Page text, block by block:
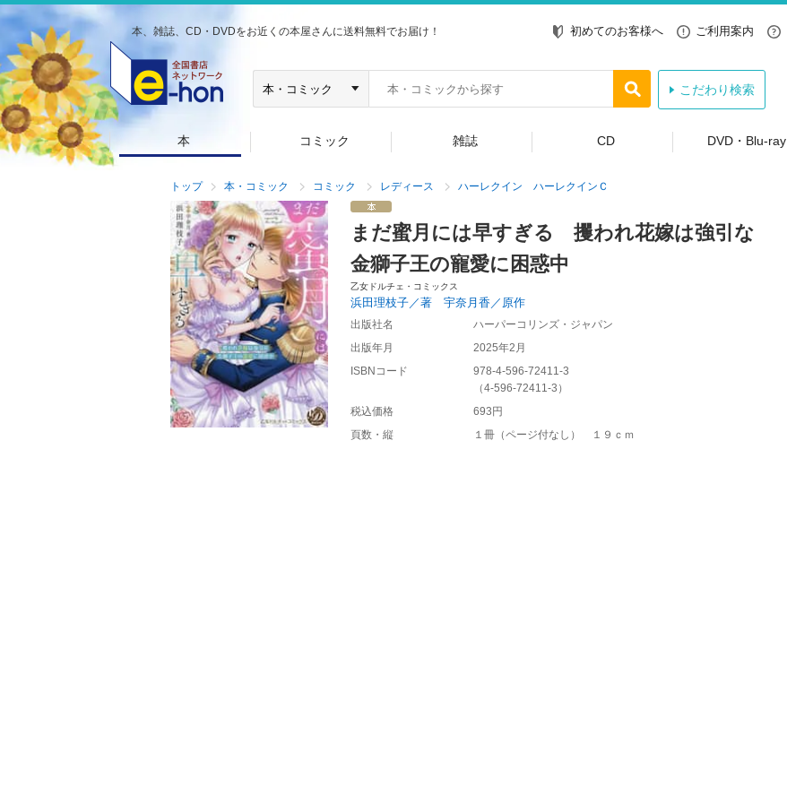
本、雑誌、CD・DVDをお近くの本屋さんに送料無料でお届け！ 初めてのお客様へ ご利用案内
こだわり検索
本 コミック 雑誌 CD DVD・Blu-ray
トップ 本・コミック コミック レディース ハーレクイン ハーレクインＣ
まだ蜜月には早すぎる 攫われ花嫁は強引な
金獅子王の寵愛に困惑中
乙女ドルチェ・コミックス
浜田理枝子／著 宇奈月香／原作
出版社名
ハーパーコリンズ・ジャパン
出版年月
2025年2月
ISBNコード
978-4-596-72411-3
（4-596-72411-3 ）
税込価格
693円
頁数・縦
１冊（ページ付なし） １９ｃｍ